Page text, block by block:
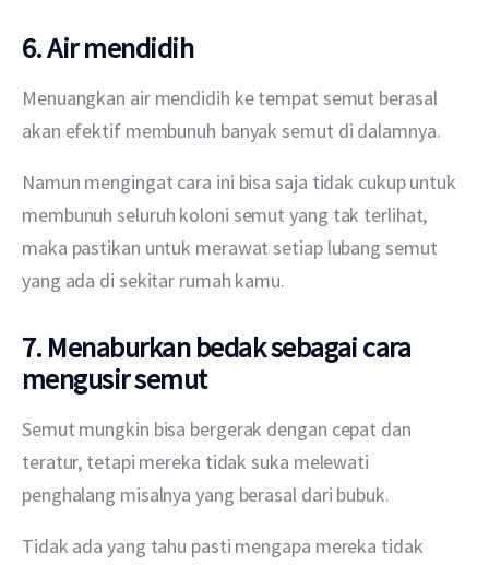
6. Air mendidih
Menuangkan air mendidih ke tempat semut berasal
akan efektif membunuh banyak semut di dalamnya.
Namun mengingat cara ini bisa saja tidak cukup untuk
membunuh seluruh koloni semut yang tak terlihat,
maka pastikan untuk merawat setiap lubang semut
yang ada di sekitar rumah kamu.
7. Menaburkan bedak sebagai cara
mengusir semut
Semut mungkin bisa bergerak dengan cepat dan
teratur, tetapi mereka tidak suka melewati
penghalang misalnya yang berasal dari bubuk.
Tidak ada yang tahu pasti mengapa mereka tidak